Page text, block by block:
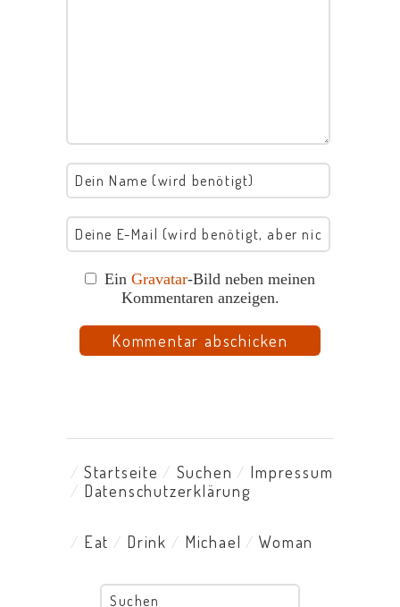
Ein Gravatar-Bild neben meinen
Kommentaren anzeigen.
Startseite Suchen
Impressum
Datenschutzerklärung
Eat Drink Michael Woman